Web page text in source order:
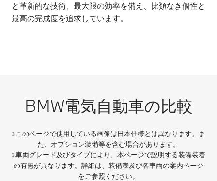
と革新的な技術、最大限の効率を備え、比類なき個性と
最高の完成度を追求しています。
BMW電気自動車の比較
※このページで使用している画像は日本仕様とは異なります。ま
た、オプション装備等を含む場合があります。
※車両グレード及びタイプにより、本ページで説明する装備装着
の有無が異なります。詳細は、装備表及び各車両の案内ページ
をご参照ください。